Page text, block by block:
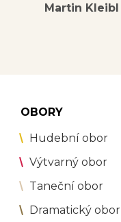
Martin Kleibl
OBORY
Hudební obor
Výtvarný obor
Taneční obor
Dramatický obor